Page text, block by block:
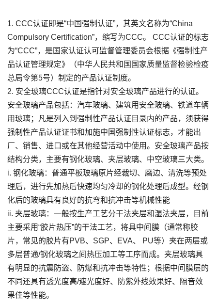
1. CCC认证即是“中国强制认证”，其英文名称为“China
Compulsory Certification”，缩写为CCC。 CCC认证的标志
为“CCC”，是国家认证认可监督管理委员会根据《强制性产
品认证管理规定》（中华人民共和国国家质量监督检验检疫
总局令第5号）制定的产品认证制度。
2. 安全玻璃CCC认证是指针对安全玻璃产品进行的认证。
安全玻璃产品包括：汽车玻璃、建筑用安全玻璃、铁道车辆
用玻璃；凡是列入到强制性产品认证目录内的产品，须获得
强制性产品认证证书和加施中国强制性认证标志，才能出
厂、销售、进口或在其他经营活动中使用。安全玻璃产品按
结构分类，主要有钢化玻璃、夹层玻璃、中空玻璃三大类。
i. 钢化玻璃：普通平板玻璃原片经裁切、磨边、清洗等预处
理后，进行先加热后快速均匀冷却的钢化处理后成型。经钢
化后的玻璃具有良好的抗弯和抗冲击等机械性能
ii. 夹层玻璃：一般按生产工艺分干法夹层和湿法夹层，目前
主要采用“胶片热压”的干法工艺，将具中间膜（通常称胶
片，常见的胶片有PVB、SGP、EVA、 PU等）夹在两层或
多层普通/钢化玻璃之间热压加工等工序而成。夹层玻璃具
有明显的抗震防盗、防爆和抗冲击等特性；根据中间膜层的
不同还具有透光度高/遮光度好、防紫外线效果好、隔音效
果佳等性能。